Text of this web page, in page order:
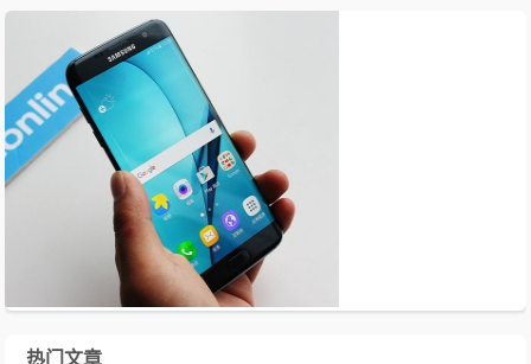
热门文章